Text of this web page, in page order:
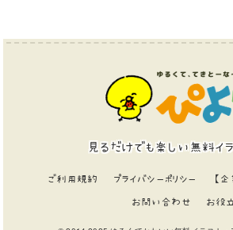
見るだけでも楽しい無料イ
ご利用規約 プライバシーポリシー 【
お問い合わせ お役